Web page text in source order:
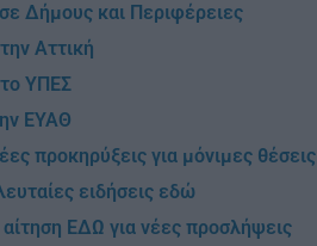
Δήμους και Περιφέρειες
Αττική
ΥΠΕΣ
ΕΥΑΘ
προκηρύξεις για μόνιμες θέσεις
ειδήσεις εδώ
ΕΔΩ για νέες προσλήψεις